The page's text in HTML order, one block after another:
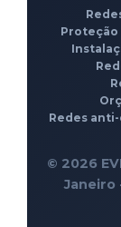
Proteção
Redes
© 2026
Janeiro